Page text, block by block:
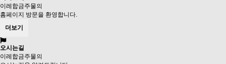
이레합금주물의
홈페이지 방문을 환영합니다.
더보기
오시는길
이레합금주물의